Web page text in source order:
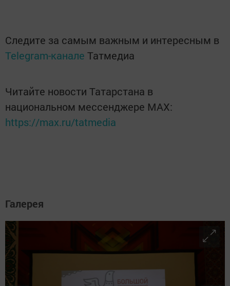
Следите за самым важным и интересным в
Telegram-канале Татмедиа
Читайте новости Татарстана в
национальном мессенджере MАХ:
https://max.ru/tatmedia
Галерея